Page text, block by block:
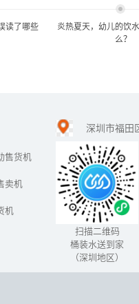
读了哪些
是健
可引
水
炎热夏天，幼儿的饮
么？
幼儿夏季饮水常常
误区：一是口渴的
式不同，幼儿尤其
儿常因口渴而哭闹
家长往往误认为是
急忙喂食，...
售货机
卖机
机
深圳市福田
扫描二维码
桶装水送到家
（深圳地区）